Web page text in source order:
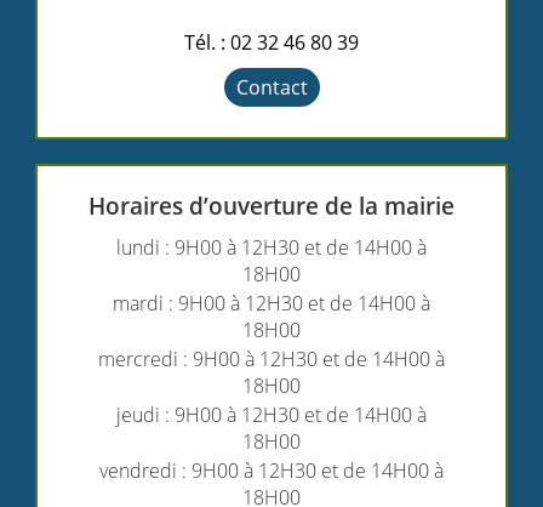
Tél. : 02 32 46 80 39
Contact
Horaires d’ouverture de la mairie
lundi : 9H00 à 12H30 et de 14H00 à
18H00
mardi : 9H00 à 12H30 et de 14H00 à
18H00
mercredi : 9H00 à 12H30 et de 14H00 à
18H00
jeudi : 9H00 à 12H30 et de 14H00 à
18H00
vendredi : 9H00 à 12H30 et de 14H00 à
18H00